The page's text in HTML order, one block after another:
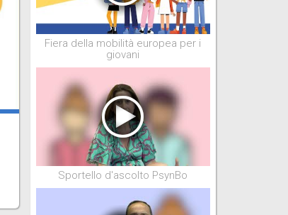
Fiera della mobilità europea per i
giovani
Sportello d'ascolto PsynBo